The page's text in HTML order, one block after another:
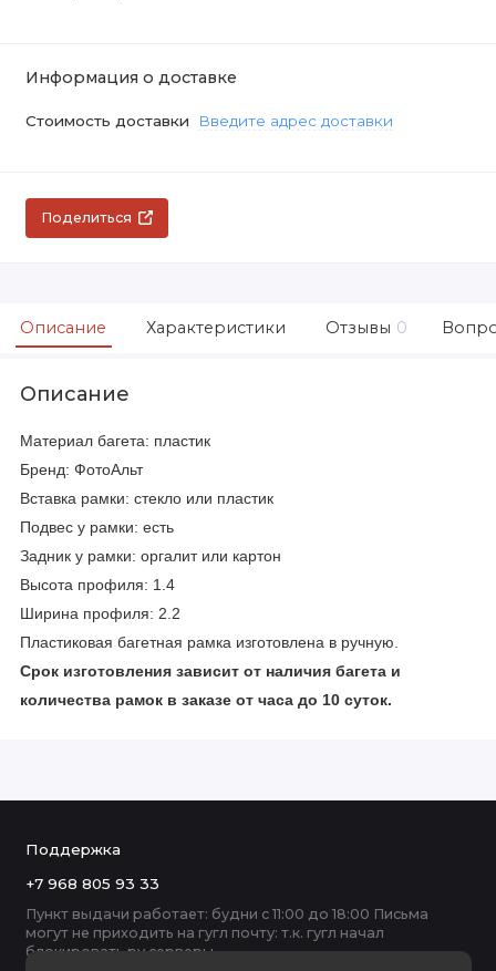
Информация о доставке
Стоимость доставки Введите адрес доставки
Поделиться
Описание Характеристики Отзывы 0
Описание
Материал багета: пластик
Бренд: ФотоАльт
Вставка рамки: стекло или пластик
Подвес у рамки: есть
Задник у рамки: оргалит или картон
Высота профиля: 1.4
Ширина профиля: 2.2
Пластиковая багетная рамка изготовлена в ручную.
Срок изготовления зависит от наличия багета и
количества рамок в заказе от часа до 10 суток.
Поддержка
+7 968 805 93 33
Пункт выдачи работает: будни с 11:00 до 18:00 Письма
могут не приходить на гугл почту: т.к. гугл начал
блокировать ру серверы